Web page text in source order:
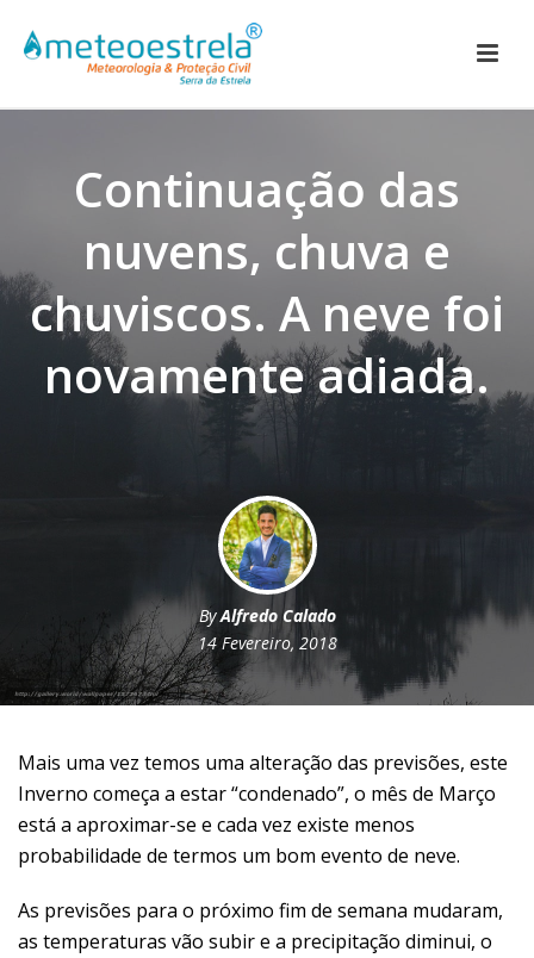
Continuação das
nuvens, chuva e
chuviscos. A neve foi
novamente adiada.
ByAlfredo Calado
14 Fevereiro, 2018
Mais uma vez temos uma alteração das previsões, este
Inverno começa a estar “condenado”, o mês de Março
está a aproximar-se e cada vez existe menos
probabilidade de termos um bom evento de neve.
As previsões para o próximo fim de semana mudaram,
as temperaturas vão subir e a precipitação diminui, o